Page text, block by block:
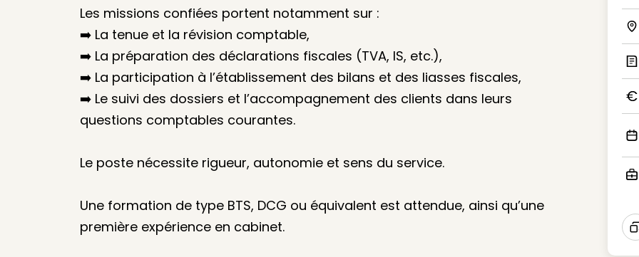
Les missions confiées portent notamment sur :
➡️ La tenue et la révision comptable,
➡️ La préparation des déclarations fiscales (TVA, IS, etc.),
➡️ La participation à l’établissement des bilans et des liasses fiscales,
➡️ Le suivi des dossiers et l’accompagnement des clients dans leurs
questions comptables courantes.
Le poste nécessite rigueur, autonomie et sens du service.
Une formation de type BTS, DCG ou équivalent est attendue, ainsi qu’une
première expérience en cabinet.